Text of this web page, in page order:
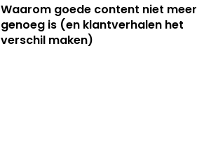
Waarom goede content niet meer
genoeg is (en klantverhalen het
verschil maken)